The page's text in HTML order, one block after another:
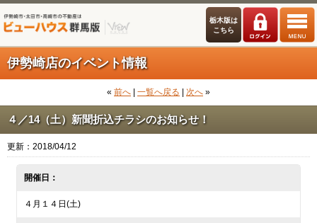
栃木版は
こちら
伊勢崎店のイベント情報
« 前へ 一覧へ戻る 次へ »
４／14（土）新聞折込チラシのお知らせ！
更新：2018/04/12
開催日：
４月１４日(土)